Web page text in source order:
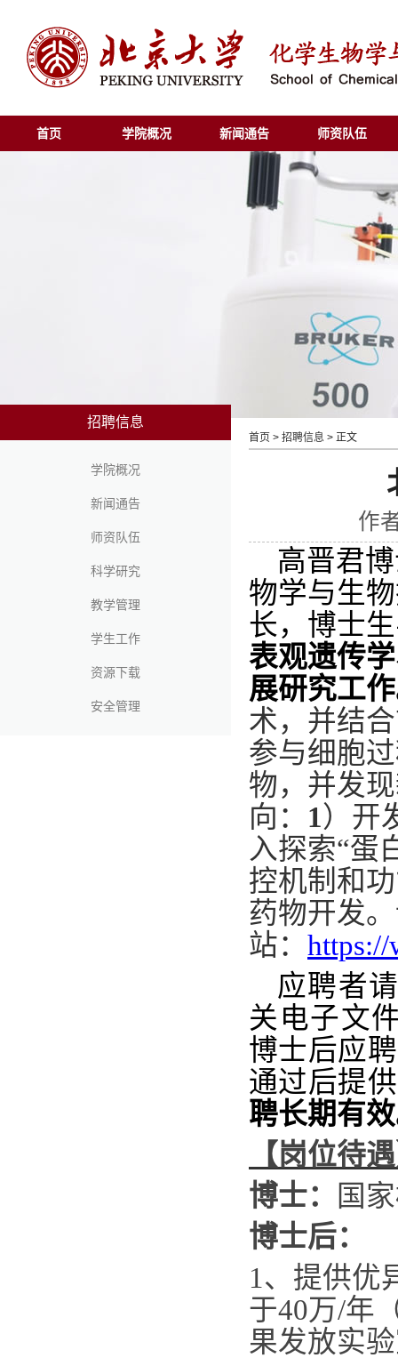
首页 学院概况 新闻通告 师资队伍
招聘信息
学院概况
新闻通告
师资队伍
科学研究
教学管理
学生工作
资源下载
安全管理
首页 > 招聘信息 > 正文
作
高晋君
物学与生
长， 博士
表观遗传
展研究工
术，并结
参与细胞
物，并发
向： 1）开
入探索“蛋
控机制和
药物开发
站： https://
应聘者
关电子文
博士后应
通过后提
聘长期有
【岗位待
博士：
国
博士后：
1、提供优
于40万/年
果发放实